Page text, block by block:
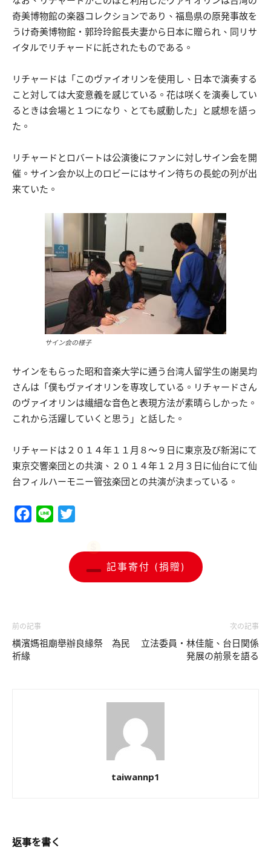
奇美博物館の楽器コレクションであり、福島県の原発事故を
うけ奇美博物館・郭玲玲館長夫妻から日本に贈られ、同リサ
イタルでリチャードに託されたものである。
リチャードは「このヴァイオリンを使用し、日本で演奏する
こと対しては大変意義を感じている。花は咲くを演奏してい
るときは会場と１つになり、とても感動した」と感想を語っ
た。
リチャードとロバートは公演後にファンに対しサイン会を開
催。サイン会か以上のロビーにはサイン待ちの長蛇の列が出
来ていた。
サイン会の様子
サインをもらった昭和音楽大学に通う台湾人留学生の謝昊均
さんは「僕もヴァイオリンを専攻している。リチャードさん
のヴァイオリンは繊細な音色と表現方法が素晴らしかった。
これから活躍していくと思う」と話した。
リチャードは２０１４年１１月８〜９日に東京及び新潟にて
東京交響楽団との共演、２０１４年１２月３日に仙台にて仙
台フィルハーモニー管弦楽団との共演が決まっている。
Facebook
Line
記事寄付 (捐贈)
前の記事
橫濱媽祖廟舉辦良緣祭 為民
祈緣
次の記事
立法委員・林佳龍、台日関係
発展の前景を語る
taiwannp1
返事を書く